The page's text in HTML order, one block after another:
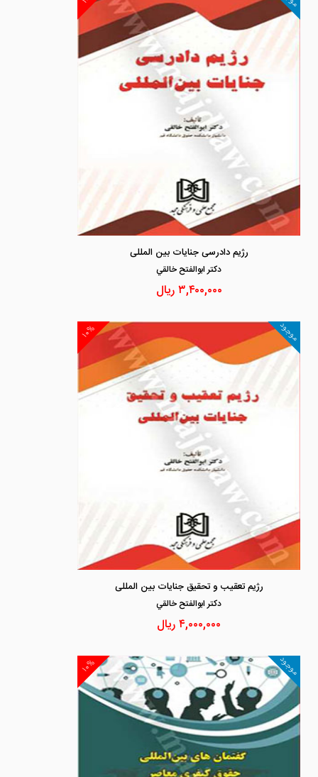
رژیم دادرسی جنایات بین المللی
دكتر ابوالفتح خالقي
۳,۴۰۰,۰۰۰ریال
۱۰% موجود
رژیم تعقیب و تحقیق جنایات بین المللی
دكتر ابوالفتح خالقي
۴,۰۰۰,۰۰۰ریال
۱۰% موجود